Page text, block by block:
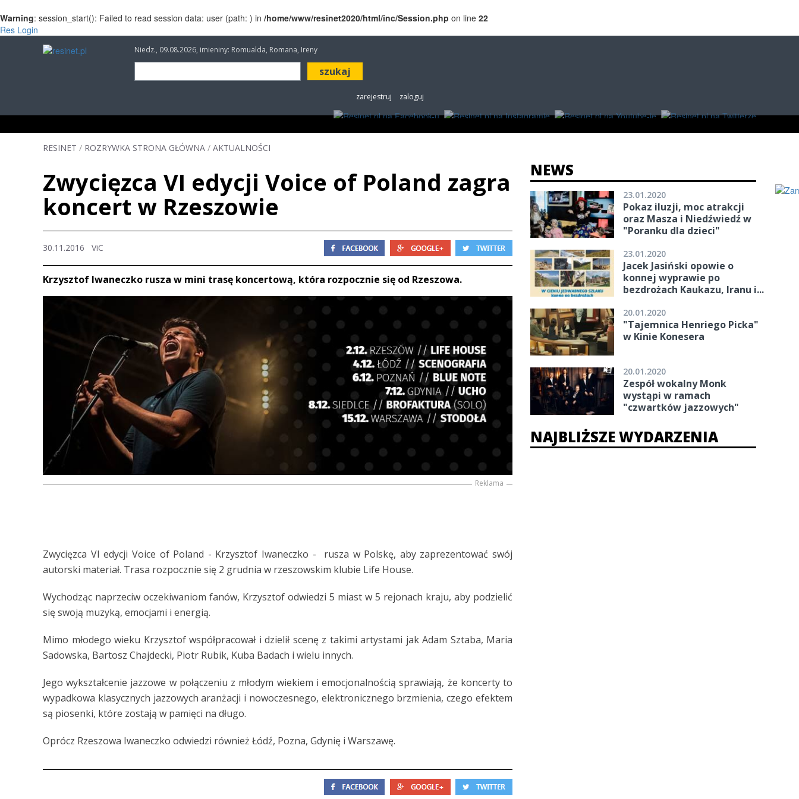
Warning: session_start(): Failed to read session data: user (path: ) in /home/www/resinet2020/html/inc/Session.php on line 22
Res Login
Niedz., 09.08.2026, imieniny: Romualda, Romana, Ireny
zarejestruj zaloguj
INFORMACJE INWESTYCJE IMPREZY
RESINET / ROZRYWKA STRONA GŁÓWNA / AKTUALNOŚCI
Zwycięzca VI edycji Voice of Poland zagra
koncert w Rzeszowie
30.11.2016 ViC
Krzysztof Iwaneczko rusza w mini trasę koncertową, która rozpocznie się od Rzeszowa.
Reklama
Zwycięzca VI edycji Voice of Poland - Krzysztof Iwaneczko - rusza w Polskę, aby zaprezentować swój
autorski materiał. Trasa rozpocznie się 2 grudnia w rzeszowskim klubie Life House.
Wychodząc naprzeciw oczekiwaniom fanów, Krzysztof odwiedzi 5 miast w 5 rejonach kraju, aby podzielić
się swoją muzyką, emocjami i energią.
Mimo młodego wieku Krzysztof współpracował i dzielił scenę z takimi artystami jak Adam Sztaba, Maria
Sadowska, Bartosz Chajdecki, Piotr Rubik, Kuba Badach i wielu innych.
Jego wykształcenie jazzowe w połączeniu z młodym wiekiem i emocjonalnością sprawiają, że koncerty to
wypadkowa klasycznych jazzowych aranżacji i nowoczesnego, elektronicznego brzmienia, czego efektem
są piosenki, które zostają w pamięci na długo.
Oprócz Rzeszowa Iwaneczko odwiedzi również Łódź, Pozna, Gdynię i Warszawę.
NEWS
23.01.2020
Pokaz iluzji, moc atrakcji
oraz Masza i Niedźwiedź w
"Poranku dla dzieci"
23.01.2020
Jacek Jasiński opowie o
konnej wyprawie po
bezdrożach Kaukazu, Iranu i...
20.01.2020
"Tajemnica Henriego Picka"
w Kinie Konesera
20.01.2020
Zespół wokalny Monk
wystąpi w ramach
"czwartków jazzowych"
NAJBLIŻSZE WYDARZENIA